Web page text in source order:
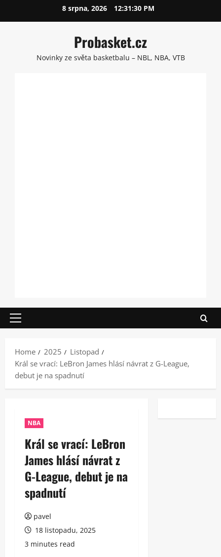
8 srpna, 2026 12:31:31 PM
Probasket.cz
Novinky ze světa basketbalu – NBL, NBA, VTB
Primary
Home
2025
Listopad
Král se vrací: LeBron James hlásí návrat z G-League,
debut je na spadnutí
NBA
Král se vrací: LeBron
James hlásí návrat z
G-League, debut je na
spadnutí
pavel
18 listopadu, 2025
3 minutes read